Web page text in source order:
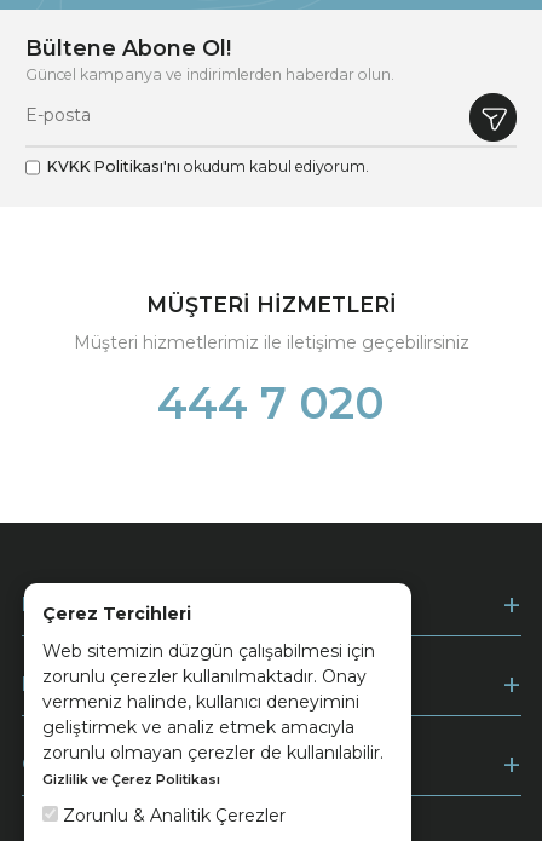
Çerez Tercihleri
Web sitemizin düzgün çalışabilmesi için
zorunlu çerezler kullanılmaktadır. Onay
vermeniz halinde, kullanıcı deneyimini
geliştirmek ve analiz etmek amacıyla
zorunlu olmayan çerezler de kullanılabilir.
Gizlilik ve Çerez Politikası
Zorunlu & Analitik Çerezler
Bültene Abone Ol!
Güncel kampanya ve indirimlerden haberdar olun.
KVKK Politikası'nı okudum kabul ediyorum.
MÜŞTERİ HİZMETLERİ
Müşteri hizmetlerimiz ile iletişime geçebilirsiniz
444 7 020
Kurumsal
Müşteri Hizmetleri
Ödeme